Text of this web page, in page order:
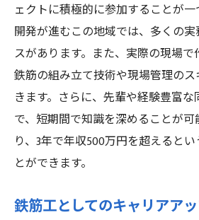
高収入を得るための地域
地元でのキャリア形成の
秘訣：守谷市での人脈作
地域資源を活用した収入
守谷市での成功者に学ぶ
鉄筋工で成功したい人必見守
を超える方法
収入を飛躍的に向上させ
ェクトに積極的に参加することが
開発が進むこの地域では、多くの
スがあります。また、実際の現場で
鉄筋の組み立て技術や現場管理の
きます。さらに、先輩や経験豊富な
で、短期間で知識を深めることが可
り、3年で年収500万円を超えると
とができます。
鉄筋工としてのキャリアア